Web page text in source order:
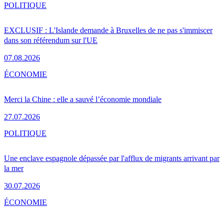
EXCLUSIF : L'Islande demande à Bruxelles de ne pas s'immiscer
dans son référendum sur l'UE
07.08.2026
POLITIQUE
Merci la Chine : elle a sauvé l’économie mondiale
27.07.2026
ÉCONOMIE
Une enclave espagnole dépassée par l'afflux de migrants arrivant par
la mer
30.07.2026
POLITIQUE
ÉCONOMIE